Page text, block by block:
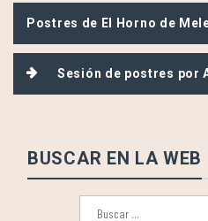
Navegación
de
entradas
Postres de El Horno de
Sesión de postres por
BUSCAR EN LA WEB